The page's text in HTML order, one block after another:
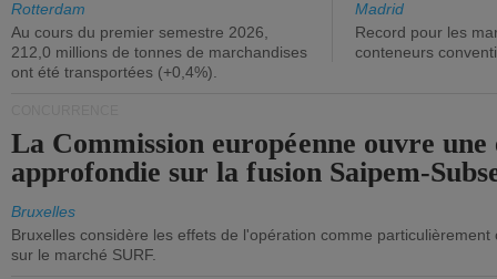
ont diminué.
Rotterdam
Au cours du premier semestre 2026,
212,0 millions de tonnes de marchandises
ont été transportées (+0,4%).
(+2,9%).
Madrid
Record pour les
conteneurs
La Commission européenne ouvre une
approfondie sur la fusion Saipem-
Bruxelles
Bruxelles considère les effets de l'opération comme
sur le marché SURF.